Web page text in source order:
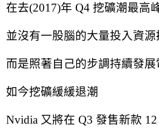
在去(2017)年 Q4 挖礦潮最高
並沒有一股腦的大量投入資源
而是照著自己的步調持續發
如今挖礦緩緩退潮
Nvidia 又將在 Q3 發售新款